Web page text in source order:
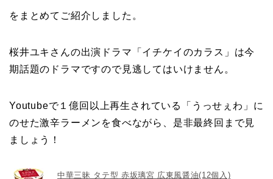
をまとめてご紹介しました。
桜井ユキさんの出演ドラマ「イチケイのカラス」は今
期話題のドラマですので見逃してはいけません。
Youtubeで１億回以上再生されている「うっせぇわ」に
のせた激辛ラーメンを食べながら、是非最終回まで見
ましょう！
中華三昧 タテ型 赤坂璃宮 広東風醤油(12個入)